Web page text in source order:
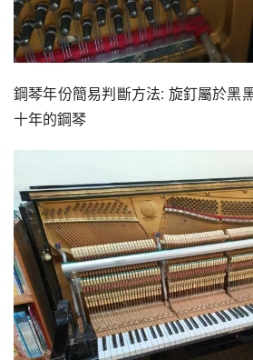
鋼琴年份簡易判斷方法: 旋釘屬於黑
十年的鋼琴